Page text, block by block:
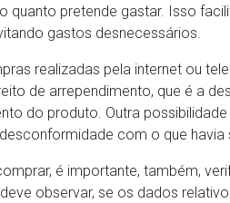
quanto pretende gastar. Isso
gastos desnecessários.
realizadas pela internet ou
de arrependimento, que é a
do produto. Outra
com o que
é importante, também,
observar, se os dados